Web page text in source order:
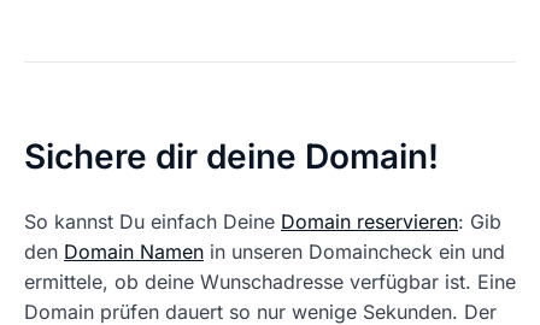
Sichere dir deine Domain!
So kannst Du einfach Deine Domain reservieren: Gib
den Domain Namen in unseren Domaincheck ein und
ermittele, ob deine Wunschadresse verfügbar ist. Eine
Domain prüfen dauert so nur wenige Sekunden. Der